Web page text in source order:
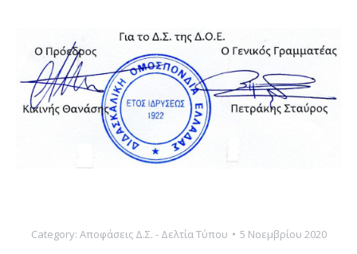
Category: Αποφάσεις Δ.Σ. - Δελτία Τύπου 5 Νοεμβρίου 2020